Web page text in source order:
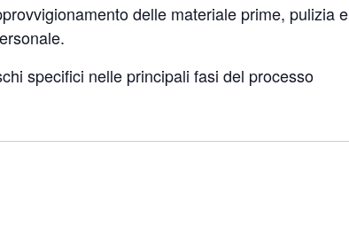
delle materiale prime, pulizia e
specifici nelle principali fasi del processo